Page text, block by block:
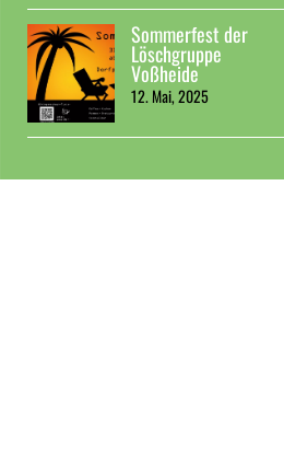
Sommerfest der
Löschgruppe
Voßheide
12. Mai, 2025